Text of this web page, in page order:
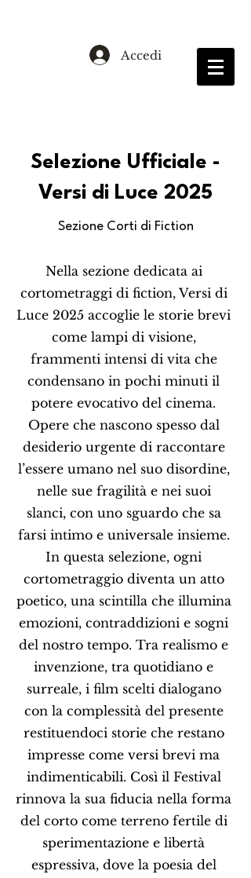
Accedi
Selezione Ufficiale -
Versi di Luce 2025
Sezione Corti di Fiction
Nella sezione dedicata ai
cortometraggi di fiction, Versi di
Luce 2025 accoglie le storie brevi
come lampi di visione,
frammenti intensi di vita che
condensano in pochi minuti il
potere evocativo del cinema.
Opere che nascono spesso dal
desiderio urgente di raccontare
l’essere umano nel suo disordine,
nelle sue fragilità e nei suoi
slanci, con uno sguardo che sa
farsi intimo e universale insieme.
In questa selezione, ogni
cortometraggio diventa un atto
poetico, una scintilla che illumina
emozioni, contraddizioni e sogni
del nostro tempo. Tra realismo e
invenzione, tra quotidiano e
surreale, i film scelti dialogano
con la complessità del presente
restituendoci storie che restano
impresse come versi brevi ma
indimenticabili. Così il Festival
rinnova la sua fiducia nella forma
del corto come terreno fertile di
sperimentazione e libertà
espressiva, dove la poesia del